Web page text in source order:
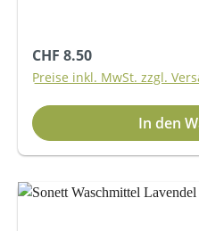
Regulärer Preis:
CHF 8.50
Preise inkl. MwSt. zzgl.
In den